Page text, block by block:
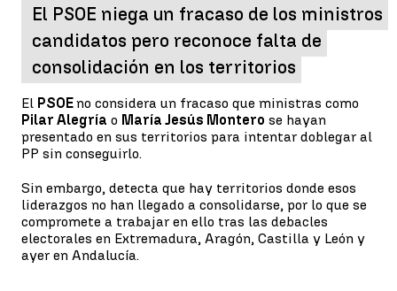
El PSOE niega un fracaso de los ministros
candidatos pero reconoce falta de
consolidación en los territorios
El PSOEno considera un fracaso que ministras como
Pilar Alegría o María Jesús Montero se hayan
presentado en sus territorios para intentar doblegar al
PP sin conseguirlo.
Sin embargo, detecta que hay territorios donde esos
liderazgos no han llegado a consolidarse, por lo que se
compromete a trabajar en ello tras las debacles
electorales en Extremadura, Aragón, Castilla y León y
ayer en Andalucía.